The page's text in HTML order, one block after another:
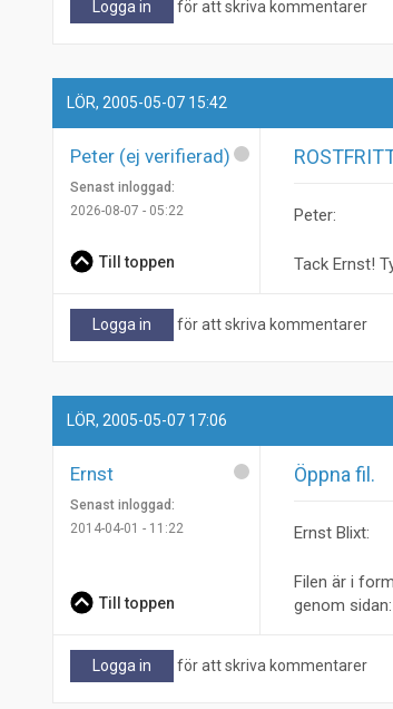
Logga in för att skriva kommentarer
LÖR, 2005-05-07 15:42
Peter (ej verifierad)
Senast inloggad:
2026-08-07 - 05:22
Peter:
Tack Ernst!
Till toppen
Logga in för att skriva kommentarer
LÖR, 2005-05-07 17:06
Ernst
Senast inloggad:
2014-04-01 - 11:22
Öppna fil.
Ernst Blixt:
Filen är i
genom
Till toppen
Logga in för att skriva kommentarer